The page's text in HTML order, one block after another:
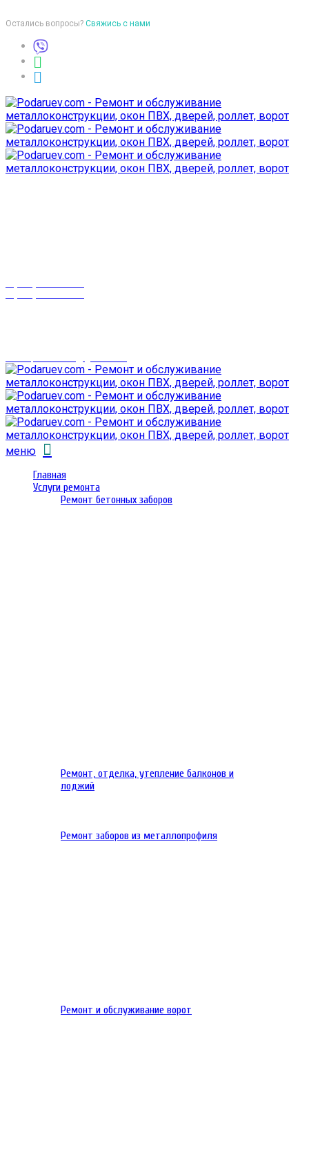
Остались вопросы? Свяжись с нами
меню
Главная
Услуги ремонта
Ремонт бетонных заборов
Ремонт, отделка, утепление балконов и
лоджий
Ремонт заборов из металлопрофиля
Ремонт и обслуживание ворот